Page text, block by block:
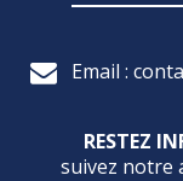
Email :
RESTEZ
suivez notre